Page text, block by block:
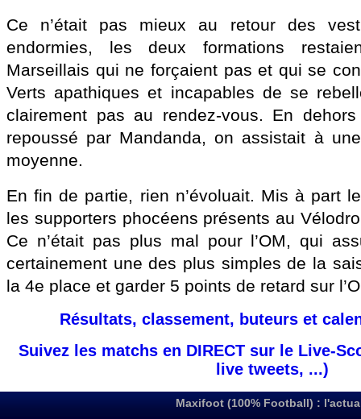
Ce n’était pas mieux au retour des
endormies, les deux formations
Marseillais qui ne forçaient pas et qui se
Verts apathiques et incapables de se
clairement pas au rendez-vous. En
repoussé par Mandanda, on assistait à
moyenne.
En fin de partie, rien n’évoluait. Mis à part
les supporters phocéens présents au
Ce n’était pas plus mal pour l’OM, qui
certainement une des plus simples de la
la 4e place et garder 5 points de retard sur
Résultats, classement, buteurs et
Suivez les matchs en DIRECT sur le Live-
live tweets, ...)
Maxifoot (100% Football) :